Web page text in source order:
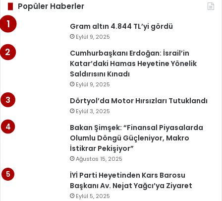
Popüler Haberler
Gram altın 4.844 TL’yi gördü
Eylül 9, 2025
Cumhurbaşkanı Erdoğan: İsrail’in
Katar’daki Hamas Heyetine Yönelik
Saldırısını Kınadı
Eylül 9, 2025
Dörtyol’da Motor Hırsızları Tutuklandı
Eylül 3, 2025
Bakan Şimşek: “Finansal Piyasalarda
Olumlu Döngü Güçleniyor, Makro
İstikrar Pekişiyor”
Ağustos 15, 2025
İYİ Parti Heyetinden Kars Barosu
Başkanı Av. Nejat Yağcı’ya Ziyaret
Eylül 5, 2025